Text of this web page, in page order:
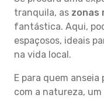
tranquila, as zonas
fantástica. Aqui,
espaçosos, ideais
na vida local.
E para quem
com a natureza, um